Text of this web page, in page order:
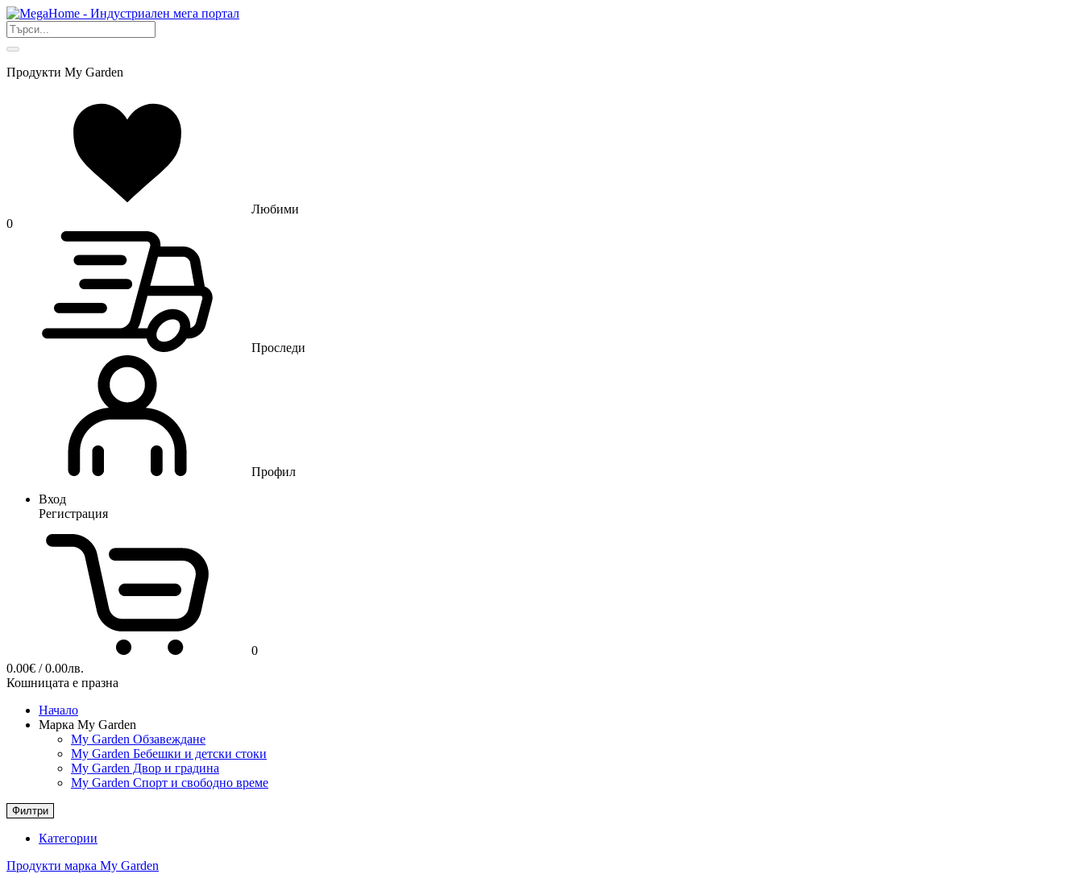
Продукти My Garden
Любими
0
Проследи
Профил
Вход
Регистрация
0
0.00€ / 0.00лв.
Кошницата е празна
Начало
Марка My Garden
My Garden Обзавеждане
My Garden Бебешки и детски стоки
My Garden Двор и градина
My Garden Спорт и свободно време
Филтри
Категории
Продукти марка My Garden